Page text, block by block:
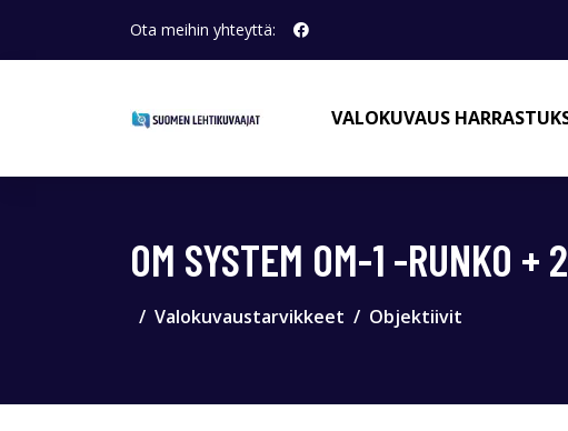
Ota meihin yhteyttä:
VALOKUVAUS
OM SYSTEM OM-1 -RUNKO
Valokuvaustarvikkeet Objektiivit